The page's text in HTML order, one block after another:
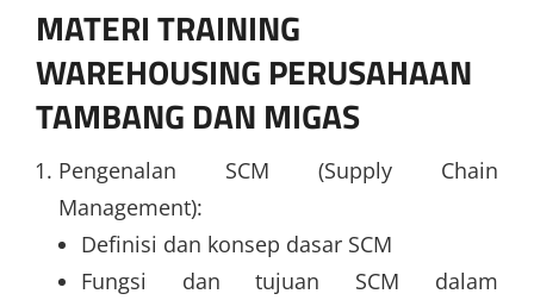
MATERITRAINING
WAREHOUSING PERUSAHAAN
TAMBANG DAN MIGAS
Pengenalan SCM (Supply Chain
Management):
Definisi dan konsep dasar SCM
Fungsi dan tujuan SCM dalam